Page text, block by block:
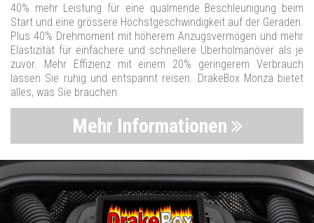
40% mehr Leistung für eine qualmende Beschleunigung beim
Start und eine grössere Höchstgeschwindigkeit auf der Geraden.
Plus 40% Drehmoment mit höherem Anzugsvermögen und mehr
Elastizität für einfachere und schnellere Überholmanöver als je
zuvor. Mehr Effizienz mit einem 20% geringerem Verbrauch
lassen Sie ruhig und entspannt reisen. DrakeBox Monza bietet
alles, was Sie brauchen.
Mehr Informationen